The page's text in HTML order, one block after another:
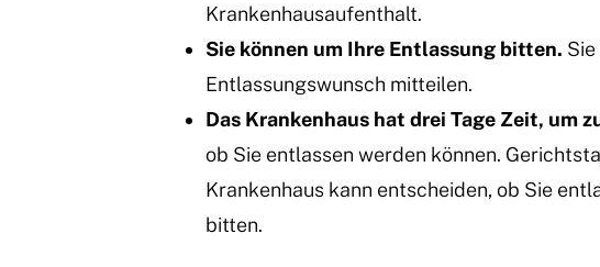
Krankenhausaufenthalt.
Sie können um Ihre Entlassung bitten.
Entlassungswunsch mitteilen.
Das Krankenhaus hat drei Tage Zeit, um
ob Sie entlassen werden können.
Krankenhaus kann entscheiden, ob Sie
bitten.